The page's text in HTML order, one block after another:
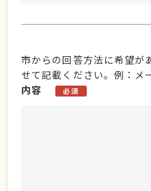
市からの回答方法に希望が
せて記載ください。例：メ
内容
必須